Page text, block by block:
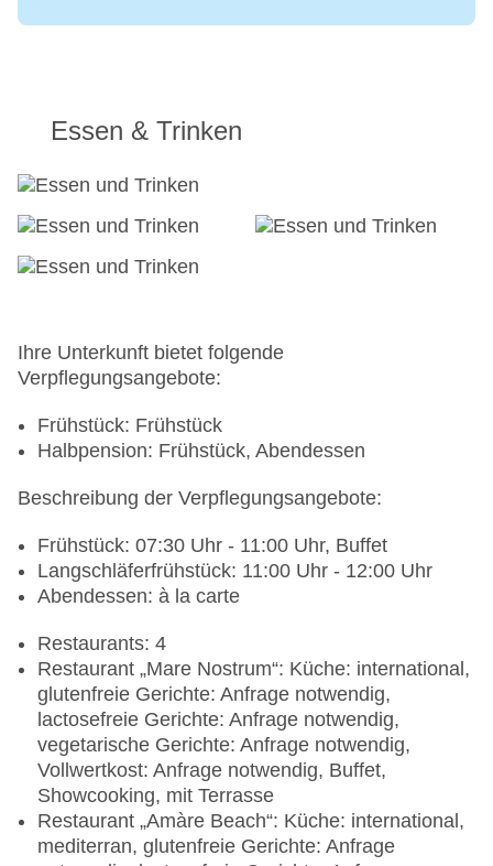
Essen & Trinken
Ihre Unterkunft bietet folgende
Verpflegungsangebote:
Frühstück: Frühstück
Halbpension: Frühstück, Abendessen
Beschreibung der Verpflegungsangebote:
Frühstück: 07:30 Uhr - 11:00 Uhr, Buffet
Langschläferfrühstück: 11:00 Uhr - 12:00 Uhr
Abendessen: à la carte
Restaurants: 4
Restaurant „Mare Nostrum“: Küche: international,
glutenfreie Gerichte: Anfrage notwendig,
lactosefreie Gerichte: Anfrage notwendig,
vegetarische Gerichte: Anfrage notwendig,
Vollwertkost: Anfrage notwendig, Buffet,
Showcooking, mit Terrasse
Restaurant „Amàre Beach“: Küche: international,
mediterran, glutenfreie Gerichte: Anfrage